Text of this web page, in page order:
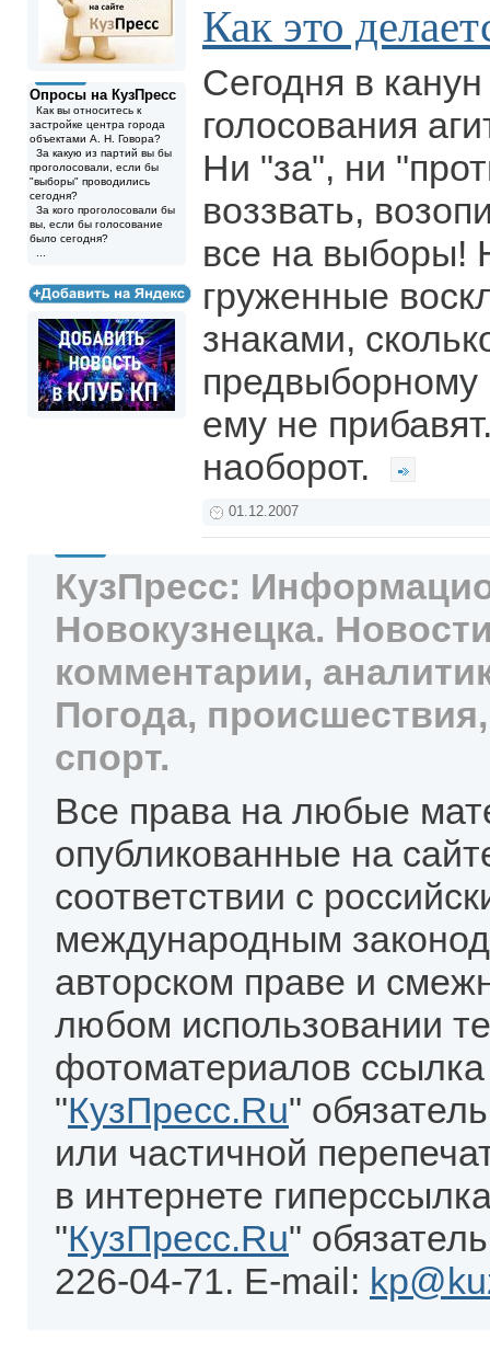
Опросы на КузПресс
Как вы относитесь к
застройке центра города
объектами А. Н. Говора?
За какую из партий вы бы
проголосовали, если бы
"выборы" проводились
сегодня?
За кого проголосовали бы
вы, если бы голосование
было сегодня?
Как это
Сегодня в
голосования
Ни "за", ни
воззвать,
все на выборы!
груженные
знаками,
предвыборному
ему не
наоборот.
01.12.2007
КузПресс:
Новокузнецка.
комментарии,
Погода,
спорт.
Все права на любые
опубликованные на
соответствии с
международным
авторском праве и
любом использовании
фотоматериалов
"КузПресс.Ru"
или частичной
в интернете
"КузПресс.Ru"
226-04-71. E-mail: